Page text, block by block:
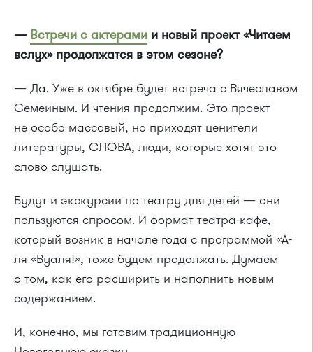
— Встречи с актерами и новый проект «Читаем
вслух» продолжатся в этом сезоне?
— Да. Уже в октябре будет встреча с Вячеславом
Семеиным. И чтения продолжим. Это проект
не особо массовый, но приходят ценители
литературы, СЛОВА, люди, которые хотят это
слово слушать.
Будут и экскурсии по театру для детей — они
пользуются спросом. И формат театра-кафе,
который возник в начале года с программой «А-
ля «Вуаля!», тоже будем продолжать. Думаем
о том, как его расширить и наполнить новым
содержанием.
И, конечно, мы готовим традиционную